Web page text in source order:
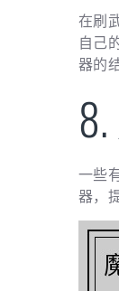
在刷
自己
器的
一些
器，